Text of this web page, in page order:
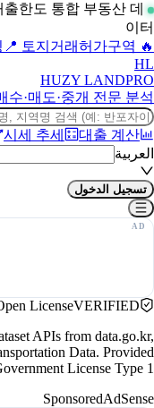
LIVE INTEL
한도 통합 부동산 데
이터
🔥 신고가 랭킹
📍 토지거래허가구역
HL
HUZY LANDPRO
수·매도·중개 전문 분석
시세 추세
대출 계산
العربية
تسجيل الدخول
LicenseVERIFIED
APIs from data.go.kr,
Data. Provided
License Type 1.
SponsoredAdSense